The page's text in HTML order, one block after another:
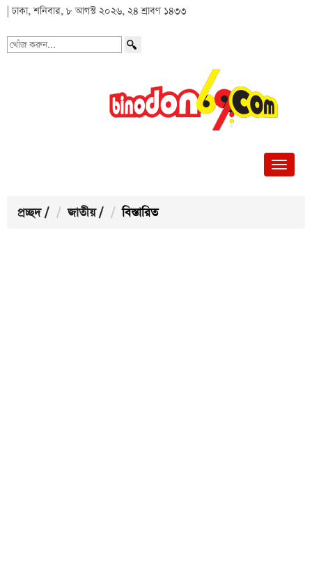
| ঢাকা, শনিবার, ৮ আগস্ট ২০২৬, ২৪ শ্রাবণ ১৪৩৩
খোঁজ
প্রচ্ছদ / জাতীয় / বিস্তারিত